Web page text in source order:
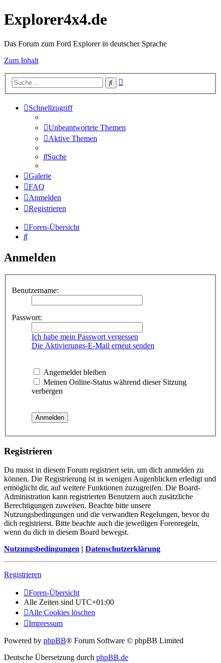
Explorer4x4.de
Das Forum zum Ford Explorer in deutscher Sprache
Zum Inhalt
Suche
Schnellzugriff
Unbeantwortete Themen
Aktive Themen
Suche
Galerie
FAQ
Anmelden
Registrieren
Foren-Übersicht
Suche
Anmelden
Benutzername:
Passwort:
Ich habe mein Passwort vergessen
Die Aktivierungs-E-Mail erneut senden
Angemeldet bleiben
Meinen Online-Status während dieser Sitzung
verbergen
Registrieren
Du musst in diesem Forum registriert sein, um dich anmelden zu
können. Die Registrierung ist in wenigen Augenblicken erledigt und
ermöglicht dir, auf weitere Funktionen zuzugreifen. Die Board-
Administration kann registrierten Benutzern auch zusätzliche
Berechtigungen zuweisen. Beachte bitte unsere
Nutzungsbedingungen und die verwandten Regelungen, bevor du
dich registrierst. Bitte beachte auch die jeweiligen Forenregeln,
wenn du dich in diesem Board bewegst.
Nutzungsbedingungen | Datenschutzerklärung
Registrieren
Foren-Übersicht
Alle Zeiten sind UTC+01:00
Alle Cookies löschen
Impressum
Powered by phpBB® Forum Software © phpBB Limited
Deutsche Übersetzung durch phpBB.de